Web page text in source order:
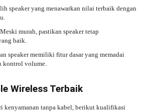
speaker yang menawarkan nilai terbaik dengan
murah, pastikan speaker tetap
baik.
speaker memiliki fitur dasar yang memadai
kontrol volume.
Wireless Terbaik
kenyamanan tanpa kabel, berikut kualifikasi